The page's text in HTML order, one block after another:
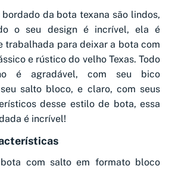
da bota texana são lindos,
o seu design é incrível, ela é
trabalhada para deixar a bota com
e rústico do velho Texas. Todo
é agradável, com seu bico
salto bloco, e claro, com seus
desse estilo de bota, essa
é incrível!
com salto em formato bloco